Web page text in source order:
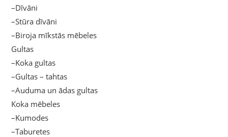
–Dīvāni
–Stūra dīvāni
–Biroja mīkstās mēbeles
Gultas
–Koka gultas
–Gultas – tahtas
–Auduma un ādas gultas
Koka mēbeles
–Kumodes
–Taburetes